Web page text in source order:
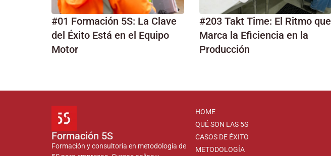
#01 Formación 5S: La Clave
del Éxito Está en el Equipo
Motor
#203 Takt Time: El Ritmo que
Marca la Eficiencia en la
Producción
Formación 5S
Formación y consultoria en metodología de
HOME
QUÉ SON LAS 5S
CASOS DE ÉXITO
METODOLOGÍA